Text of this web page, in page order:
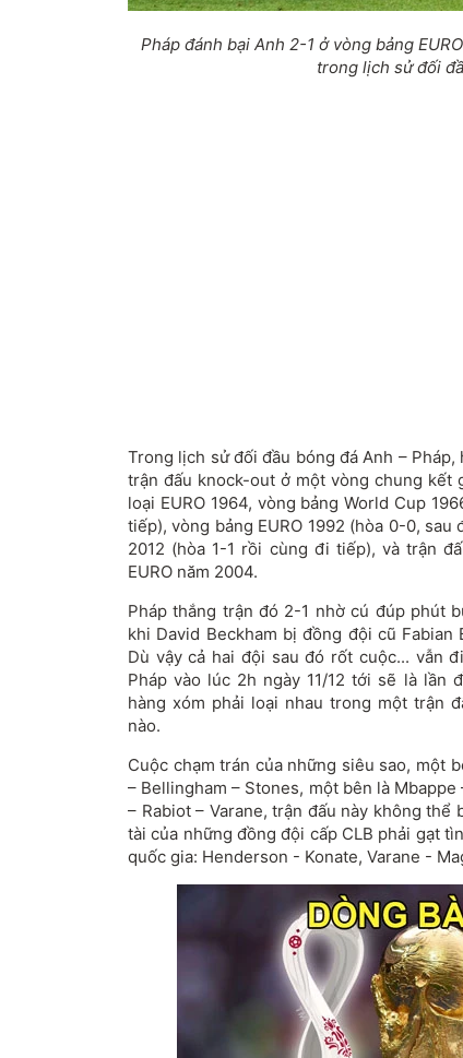
Pháp đánh bại Anh 2-1 ở vòng bảng
trong lịch sử đối
Trong lịch sử đối đầu bóng đá Anh –
trận đấu knock-out ở một vòng chung kết
loại EURO 1964, vòng bảng World Cup
tiếp), vòng bảng EURO 1992 (hòa 0-0, sau
2012 (hòa 1-1 rồi cùng đi tiếp), và trận
EURO năm 2004.
Pháp thắng trận đó 2-1 nhờ cú đúp phút
khi David Beckham bị đồng đội cũ Fabian
Dù vậy cả hai đội sau đó rốt cuộc... vẫn
Pháp vào lúc 2h ngày 11/12 tới sẽ là lần
hàng xóm phải loại nhau trong một trận
nào.
Cuộc chạm trán của những siêu sao, một
– Bellingham – Stones, một bên là
– Rabiot – Varane, trận đấu này không
tài của những đồng đội cấp CLB phải gạt
quốc gia: Henderson - Konate, Varane -